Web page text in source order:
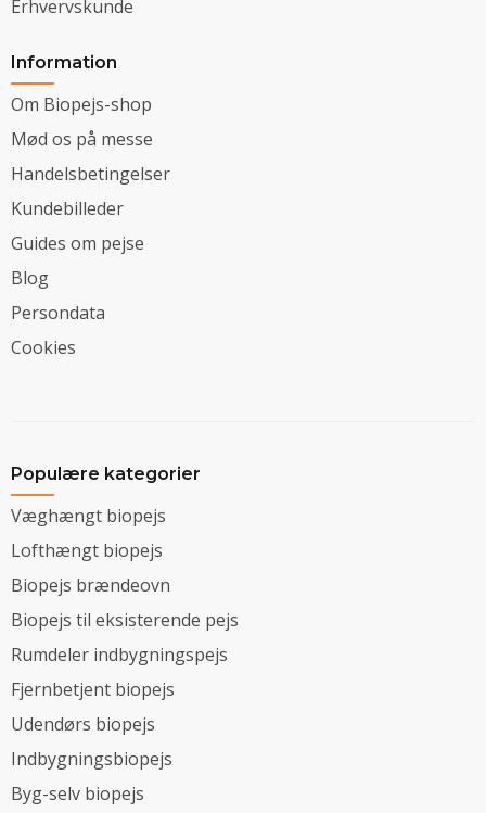
Erhvervskunde
Information
Om Biopejs-shop
Mød os på messe
Handelsbetingelser
Kundebilleder
Guides om pejse
Blog
Persondata
Cookies
Populære kategorier
Væghængt biopejs
Lofthængt biopejs
Biopejs brændeovn
Biopejs til eksisterende pejs
Rumdeler indbygningspejs
Fjernbetjent biopejs
Udendørs biopejs
Indbygningsbiopejs
Byg-selv biopejs